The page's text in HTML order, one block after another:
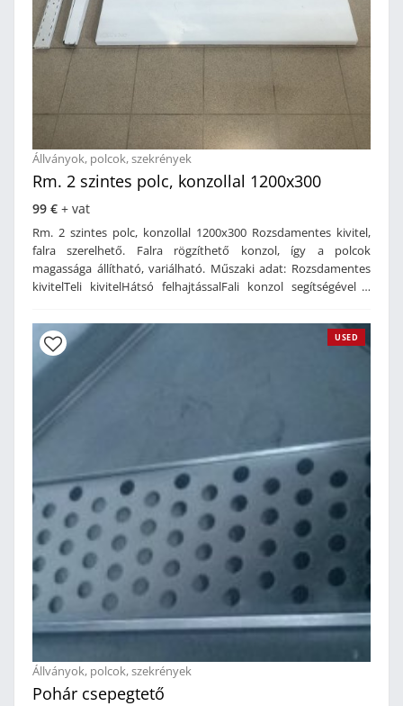
Állványok, polcok, szekrények
Rm. 2 szintes polc, konzollal 1200x300
99 € + vat
Rm. 2 szintes polc, konzollal 1200x300 Rozsdamentes kivitel,
falra szerelhető. Falra rögzíthető konzol, így a polcok
magassága állítható, variálható. Műszaki adat: Rozsdamentes
kivitelTeli kivitelHátsó felhajtássalFali konzol segítségével a
mm
Állványok, polcok, szekrények
Pohár csepegtető
USED